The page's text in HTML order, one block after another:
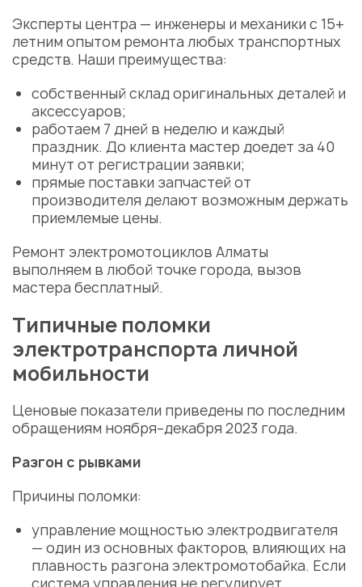
Эксперты центра — инженеры и механики с 15+
летним опытом ремонта любых транспортных
средств. Наши преимущества:
собственный склад оригинальных деталей и
аксессуаров;
работаем 7 дней в неделю и каждый
праздник. До клиента мастер доедет за 40
минут от регистрации заявки;
прямые поставки запчастей от
производителя делают возможным держать
приемлемые цены.
Ремонт электромотоциклов Алматы
выполняем в любой точке города, вызов
мастера бесплатный.
Типичные поломки
электротранспорта личной
мобильности
Ценовые показатели приведены по последним
обращениям ноября–декабря 2023 года.
Разгон с рывками
Причины поломки:
управление мощностью электродвигателя
— один из основных факторов, влияющих на
плавность разгона электромотобайка. Если